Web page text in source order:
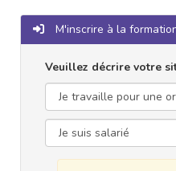
M'inscrire à la
Veuillez décrire votre